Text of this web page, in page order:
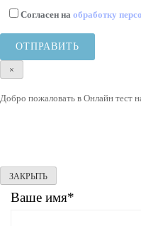
Согласен на обработку
×
Добро пожаловать в Онлайн тест
ЗАКРЫТЬ
Ваше имя*